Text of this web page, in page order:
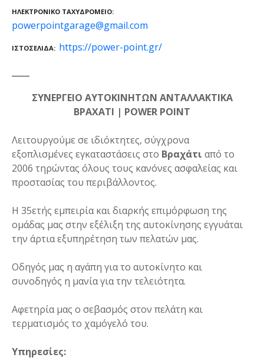
ΗΛΕΚΤΡΟΝΙΚΌ ΤΑΧΥΔΡΟΜΕΊΟ
powerpointgarage@gmail.com
ΙΣΤΟΣΕΛΊΔΑ https://power-point.gr/
ΣΥΝΕΡΓΕΙΟ ΑΥΤΟΚΙΝΗΤΩΝ ΑΝΤΑΛΛΑΚΤΙΚΑ
ΒΡΑΧΑΤΙ | POWER POINT
Λειτουργούμε σε ιδιόκτητες, σύγχρονα
εξοπλισμένες εγκαταστάσεις στο Βραχάτι από το
2006 τηρώντας όλους τους κανόνες ασφαλείας και
προστασίας του περιβάλλοντος.
Η 35ετής εμπειρία και διαρκής επιμόρφωση της
ομάδας μας στην εξέλιξη της αυτοκίνησης εγγυάται
την άρτια εξυπηρέτηση των πελατών μας.
Οδηγός μας η αγάπη για το αυτοκίνητο και
συνοδηγός η μανία για την τελειότητα.
Αφετηρία μας ο σεβασμός στον πελάτη και
τερματισμός το χαμόγελό του.
Υπηρεσίες: